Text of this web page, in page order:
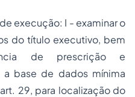
execução: I - examinar o
do título executivo, bem
de prescrição e
base de dados mínima
29, para localização do